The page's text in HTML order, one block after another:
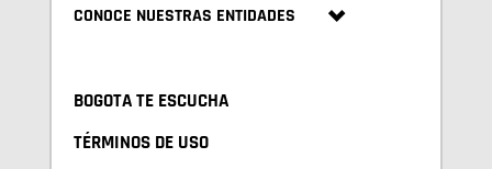
CONOCE NUESTRAS ENTIDADES
BOGOTA TE ESCUCHA
TÉRMINOS DE USO